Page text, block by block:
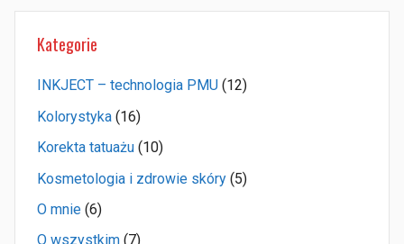
Kategorie
INKJECT – technologia PMU (12)
Kolorystyka (16)
Korekta tatuażu (10)
Kosmetologia i zdrowie skóry (5)
O mnie (6)
O wszystkim (7)